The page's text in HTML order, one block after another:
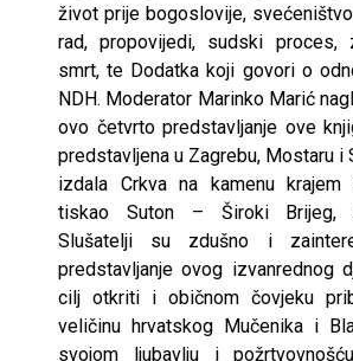
život prije bogoslovije,
rad, propovijedi, sudski proces,
smrt, te Dodatka koji govori o
NDH. Moderator Marinko Marić
ovo četvrto predstavljanje ove
predstavljena u Zagrebu, Mostaru i
izdala Crkva na kamenu krajem
tiskao Suton – Široki Brijeg,
Slušatelji su zdušno i
predstavljanje ovog izvanrednog
cilj otkriti i običnom čovjeku
veličinu hrvatskog Mučenika i
svojom ljubavlju i